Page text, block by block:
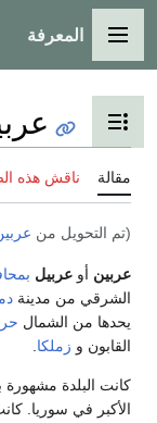
القائمة الرئيسية
المعرفة
تبديل عرض جدول
مقالة ناقش هذه
(تم التحويل من
عربين أو عربيل
الشرقي من مدينة
يحدها من الشمال
القابون و زملكا
كانت البلدة مشهورة
الأكبر في سوريا.